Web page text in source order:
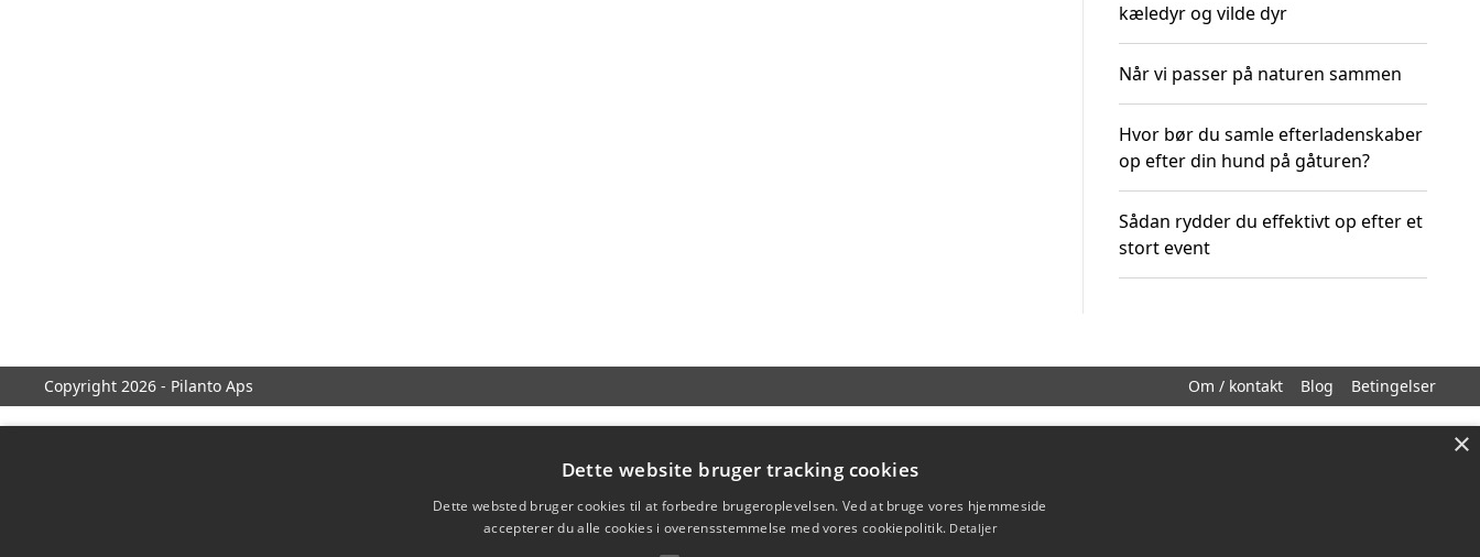
kæledyr og vilde dyr
Når vi passer på naturen sammen
Hvor bør du samle efterladenskaber
op efter din hund på gåturen?
Sådan rydder du effektivt op efter et
stort event
Copyright 2026 - Pilanto Aps Om / kontakt Blog Betingelser
×
Dette website bruger tracking cookies
Dette websted bruger cookies til at forbedre brugeroplevelsen. Ved at bruge vores hjemmeside
accepterer du alle cookies i overensstemmelse med vores cookiepolitik. Detaljer